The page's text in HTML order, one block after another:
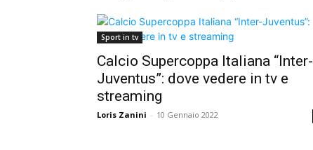
Sport in tv
Calcio Supercoppa Italiana “Inter-
Juventus”: dove vedere in tv e
streaming
Loris Zanini - 10 Gennaio 2022